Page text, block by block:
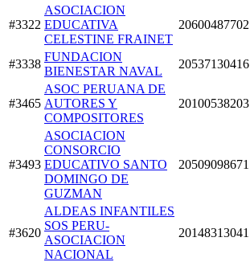
#3322
ASOCIACION
EDUCATIVA
CELESTINE FRAINET
20600487702
#3338
FUNDACION
BIENESTAR NAVAL
20537130416
#3465
ASOC PERUANA DE
AUTORES Y
COMPOSITORES
20100538203
#3493
ASOCIACION
CONSORCIO
EDUCATIVO SANTO
DOMINGO DE
GUZMAN
20509098671
#3620
ALDEAS INFANTILES
SOS PERU-
ASOCIACION
NACIONAL
20148313041